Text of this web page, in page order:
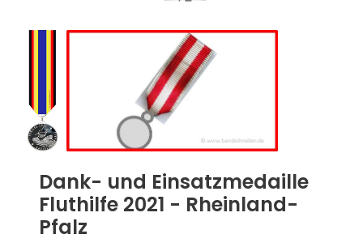
Dank- und Einsatzmedaille
Fluthilfe 2021 - Rheinland-
Pfalz